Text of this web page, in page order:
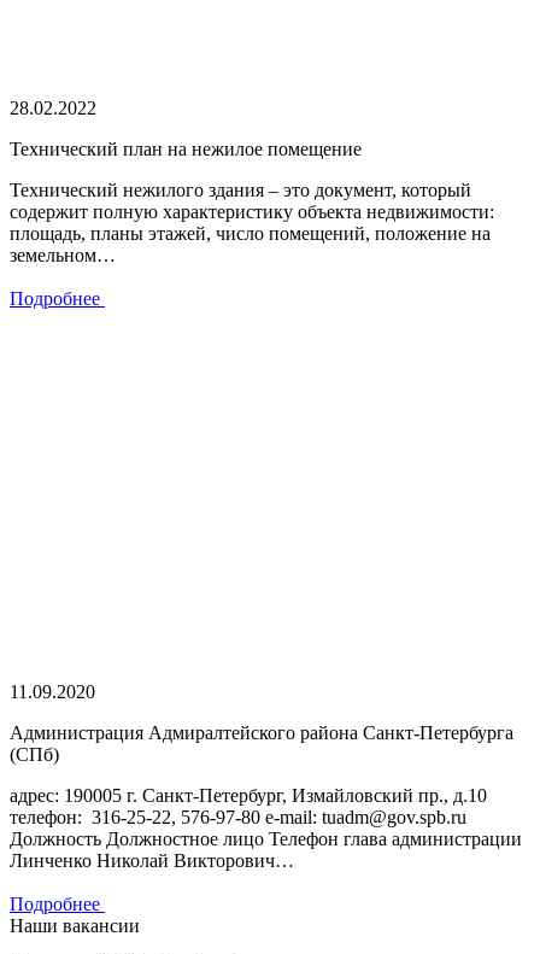
28.02.2022
Технический план на нежилое помещение
Технический нежилого здания – это документ, который
содержит полную характеристику объекта недвижимости:
площадь, планы этажей, число помещений, положение на
земельном…
Подробнее
11.09.2020
Администрация Адмиралтейского района Санкт-Петербурга
(СПб)
адрес: 190005 г. Санкт-Петербург, Измайловский пр., д.10
телефон: 316-25-22, 576-97-80 e-mail: tuadm@gov.spb.ru
Должность Должностное лицо Телефон глава администрации
Линченко Николай Викторович…
Подробнее
Наши вакансии